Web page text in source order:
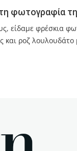
φωτογραφία
είδαμε φρέσκια
και ροζ